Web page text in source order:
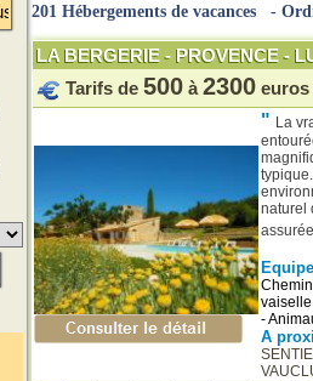
201 Hébergements de vacances -
LA BERGERIE - PROVENCE -
Tarifs de 500 à 2300 euros
" La
naturel
-
A